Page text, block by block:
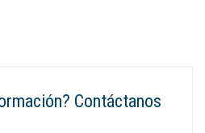
Contáctanos